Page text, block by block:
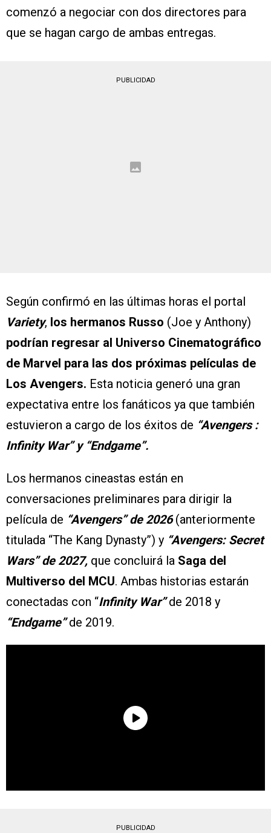
comenzó a negociar con dos directores para
que se hagan cargo de ambas entregas.
PUBLICIDAD
Según confirmó en las últimas horas el portal
Variety, los hermanos Russo (Joe y Anthony)
podrían regresar al Universo Cinematográfico
de Marvel para las dos próximas películas de
Los Avengers. Esta noticia generó una gran
expectativa entre los fanáticos ya que también
estuvieron a cargo de los éxitos de “Avengers :
Infinity War” y “Endgame”.
Los hermanos cineastas están en
conversaciones preliminares para dirigir la
película de “Avengers” de 2026(anteriormente
titulada “The Kang Dynasty”) y “Avengers: Secret
Wars” de 2027, que concluirá la Saga del
Multiverso del MCU. Ambas historias estarán
conectadas con “Infinity War”de 2018 y
“Endgame”de 2019.
PUBLICIDAD